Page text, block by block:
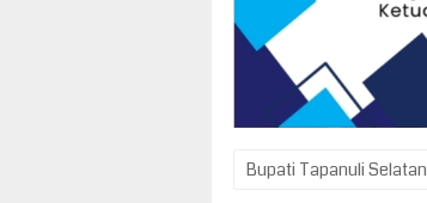
Bupati Tapanuli Selatan